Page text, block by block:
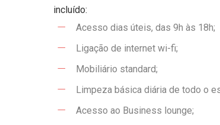
incluído:
Acesso dias úteis, das 9h às 18h;
Ligação de internet wi-fi;
Mobiliário standard;
Limpeza básica diária de todo o
Acesso ao Business lounge;